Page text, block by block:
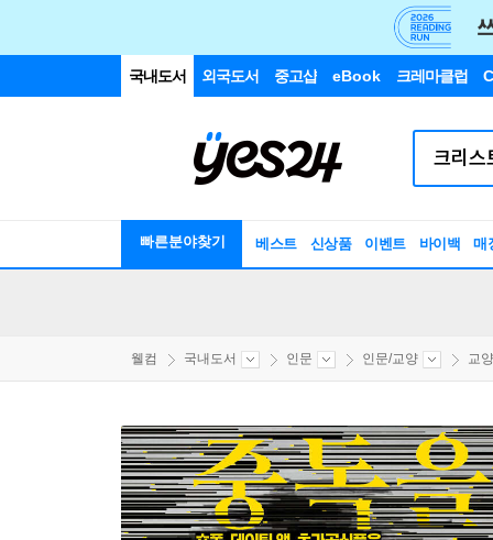
국내도서 외국도서 중고샵 eBook 크레마클럽
빠른분야찾기 베스트 신상품 이벤트 바이백 매
웰컴 국내도서 인문 인문/교양 교